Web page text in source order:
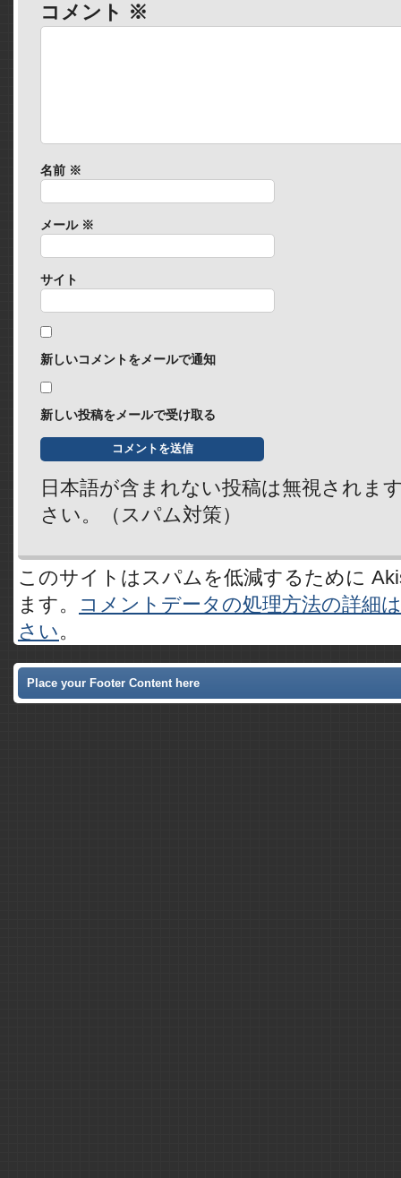
コメント ※
名前 ※
メール ※
サイト
新しいコメントをメールで通知
新しい投稿をメールで受け取る
日本語が含まれない投稿は無視されま
さい。（スパム対策）
このサイトはスパムを低減するために
ます。
コメントデータの処理方法の詳細
さい。
Place your Footer Content here